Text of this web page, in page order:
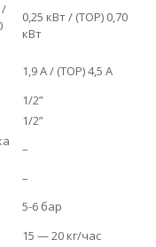
/
0,25 кВт / (ТОР) 0,70
кВт
1,9 А / (ТОР) 4,5 А
1/2”
1/2”
–
–
5-6 бар
15 — 20 кг/час